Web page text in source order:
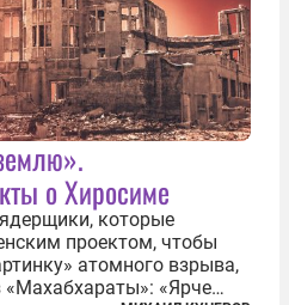
о Хиросиме
которые
проектом, чтобы
атомного взрыва,
«Махабхараты»: «Ярче